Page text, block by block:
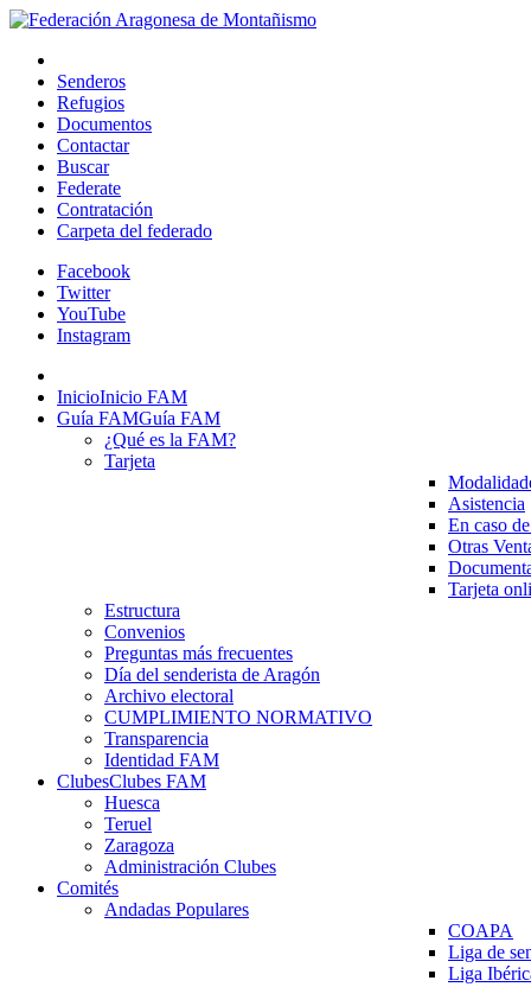
Senderos
Refugios
Documentos
Contactar
Buscar
Federate
Contratación
Carpeta del federado
Facebook
Twitter
YouTube
Instagram
InicioInicio FAM
Guía FAMGuía FAM
¿Qué es la FAM?
Tarjeta
Asistencia
En caso
Otras
Tarjeta
Estructura
Convenios
Preguntas más frecuentes
Día del senderista de Aragón
Archivo electoral
CUMPLIMIENTO NORMATIVO
Transparencia
Identidad FAM
ClubesClubes FAM
Huesca
Teruel
Zaragoza
Administración Clubes
Comités
Andadas Populares
COAPA
Liga de
Liga